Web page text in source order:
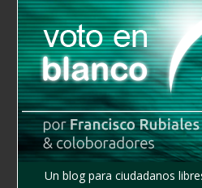
Un blog para ciudadanos